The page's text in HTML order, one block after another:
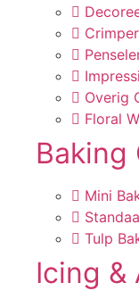
Overig
Floral
Baking
Mini
Tulp
Icing &